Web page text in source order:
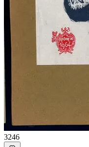
3246